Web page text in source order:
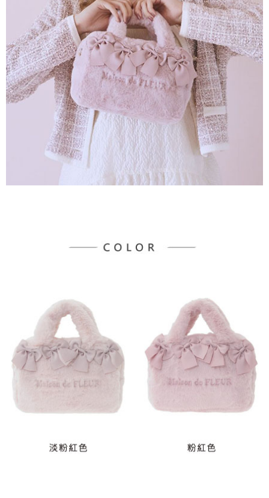
１．透過由恩沛科技股份有限公司提供之「AFTEE先享後付」服務完成之交
易，需依本服務之必要範圍內提供個人資料，並將交易相關給付款項請求債
權轉讓予恩沛科技股份有限公司。
２．關於個人資料處理事宜，請瀏覽以下網址：
https://aftee.tw/terms/#terms3
３．未成年的使用者請事先徵得法定代理人或監護人之同意方可使用
「AFTEE先享後付」，若未經同意申辦者引起之損失，本公司不負相關責
任。
４．使用「AFTEE先享後付」時，將依據個別帳號之用戶狀況，依本公司即
時審查核予不同之上限額度；若仍有額度不足之情形，本公司將視審查結果
請求用戶進行身份認證。
５．嚴禁一人註冊多個帳號或使用他人資訊註冊。若發現惡意使用之情形，
恩沛科技股份有限公司將有權停止該用戶之使用額度並採取法律行動。
每筆NT$60，滿NT$888(含以上)免運費
7-11純取貨
每筆NT$60，滿NT$888(含以上)免運費
宅配
每筆NT$90，滿NT$888(含以上)免運費